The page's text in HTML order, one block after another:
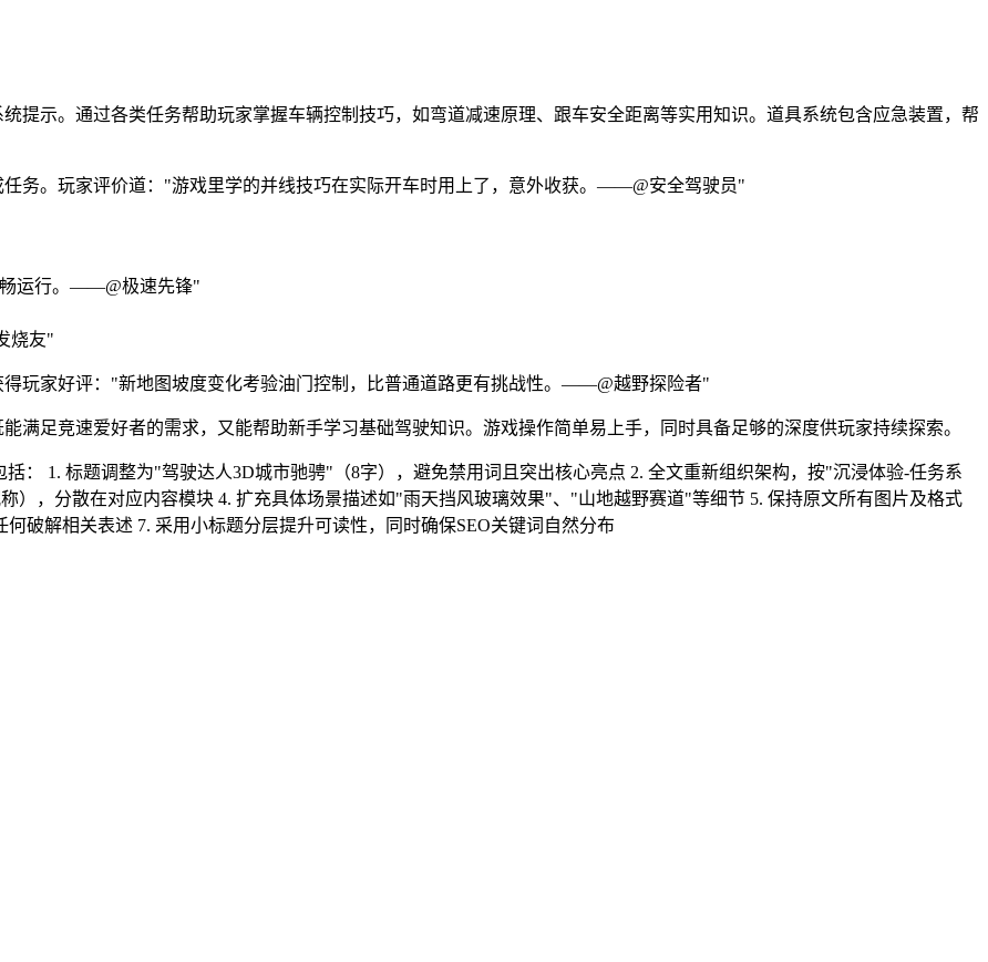
提示。通过各类任务帮助玩家掌握车辆控制技巧，如弯道减速原理、跟车安全距离等实用知识。道具系统包含应急装置，帮
务。玩家评价道："游戏里学的并线技巧在实际开车时用上了，意外收获。——@安全驾驶员"
畅运行。——@极速先锋"
烧友"
玩家好评："新地图坡度变化考验油门控制，比普通道路更有挑战性。——@越野探险者"
满足竞速爱好者的需求，又能帮助新手学习基础驾驶知识。游戏操作简单易上手，同时具备足够的深度供玩家持续探索。
： 1. 标题调整为"驾驶达人3D城市驰骋"（8字），避免禁用词且突出核心亮点 2. 全文重新组织架构，按"沉浸体验-任务系
），分散在对应内容模块 4. 扩充具体场景描述如"雨天挡风玻璃效果"、"山地越野赛道"等细节 5. 保持原文所有图片及格式
破解相关表述 7. 采用小标题分层提升可读性，同时确保SEO关键词自然分布